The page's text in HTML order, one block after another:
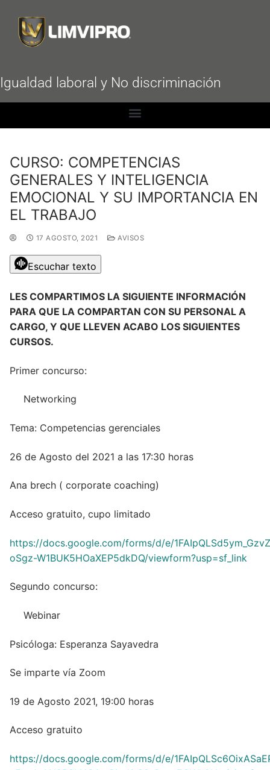
Igualdad laboral y No discriminación
CURSO: COMPETENCIAS
GENERALES Y INTELIGENCIA
EMOCIONAL Y SU IMPORTANCIA EN
EL TRABAJO
17 AGOSTO, 2021 AVISOS
Escuchar texto
LES COMPARTIMOS LA SIGUIENTE INFORMACIÓN
PARA QUE LA COMPARTAN CON SU PERSONAL A
CARGO, Y QUE LLEVEN ACABO LOS SIGUIENTES
CURSOS.
Primer concurso:
Networking
Tema: Competencias gerenciales
26 de Agosto del 2021 a las 17:30 horas
Ana brech ( corporate coaching)
Acceso gratuito, cupo limitado
https://docs.google.com/forms/d/e/
oSgz-W1BUK5HOaXEP5dkDQ/viewform?usp=sf_link
Segundo concurso:
Webinar
Psicóloga: Esperanza Sayavedra
Se imparte vía Zoom
19 de Agosto 2021, 19:00 horas
Acceso gratuito
https://docs.google.com/forms/d/e/